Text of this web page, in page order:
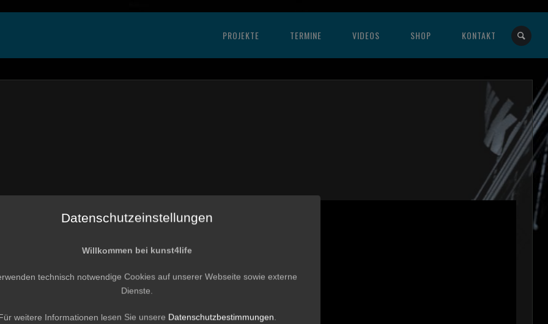
PROJEKTE TERMINE VIDEOS SHOP KONTAKT
Datenschutzeinstellungen
Willkommen bei kunst4life
technisch notwendige Cookies auf unserer Webseite sowie externe
Dienste.
weitere Informationen lesen Sie unsere Datenschutzbestimmungen